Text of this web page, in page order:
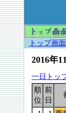
トップ画面
2016年
一日トッ
順
位
前
日